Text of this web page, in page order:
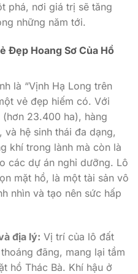
phá, nơi giá trị sẽ tăng
những năm tới.
Đẹp Hoang Sơ Của Hồ
là “Vịnh Hạ Long trên
vẻ đẹp hiếm có. Với
23.400 ha), hàng
và hệ sinh thái đa dạng,
khí trong lành mà còn là
các dự án nghỉ dưỡng. Lô
mặt hồ, là một tài sản vô
nhìn và tạo nên sức hấp
địa lý: Vị trí của lô đất
đãng, mang lại tầm
hồ Thác Bà. Khí hậu ở